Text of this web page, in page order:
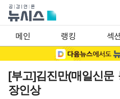
메인 랭킹 섹션
[부고]김진만(매일신문
장인상